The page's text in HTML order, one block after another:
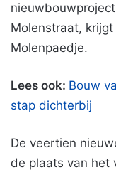
Molenstraat,
Molenpaedje.
Lees ook: Bouw
stap dichterbij
De veertien
de plaats van het